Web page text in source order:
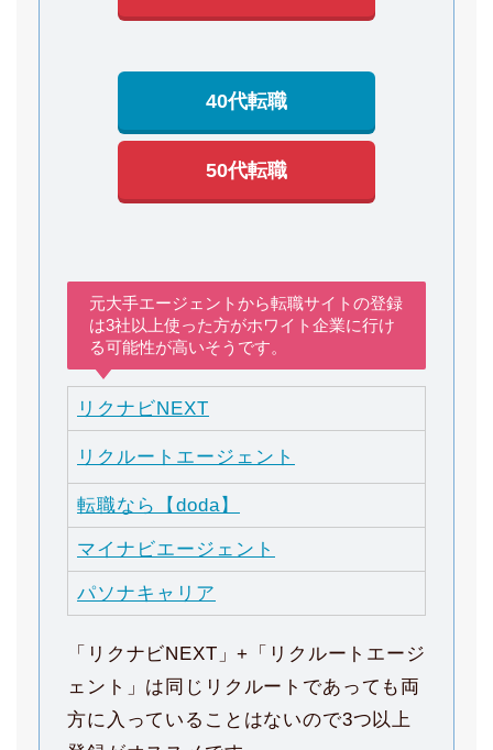
40代転職
50代転職
元大手エージェントから転職サイトの登録
は3社以上使った方がホワイト企業に行け
る可能性が高いそうです。
リクナビNEXT
リクルートエージェント
転職なら【doda】
マイナビエージェント
パソナキャリア
「リクナビNEXT」+「リクルートエージ
ェント」は同じリクルートであっても両
方に入っていることはないので3つ以上